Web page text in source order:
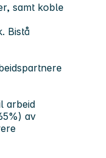
samt koble
Bistå
arbeid
av